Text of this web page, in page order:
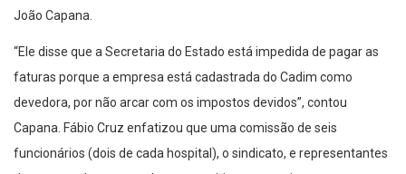
João Capana.
“Ele disse que a Secretaria do Estado está impedida de pagar as
faturas porque a empresa está cadastrada do Cadim como
devedora, por não arcar com os impostos devidos”, contou
Capana. Fábio Cruz enfatizou que uma comissão de seis
funcionários (dois de cada hospital), o sindicato, e representantes